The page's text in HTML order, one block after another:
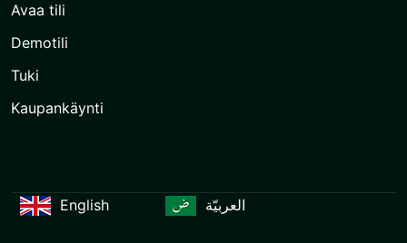
Avaa tili
Demotili
Tuki
Kaupankäynti
English العربيّة